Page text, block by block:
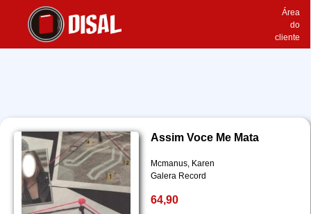
Área
do
cliente
Assim Voce Me Mata
Mcmanus, Karen
Galera Record
64,90